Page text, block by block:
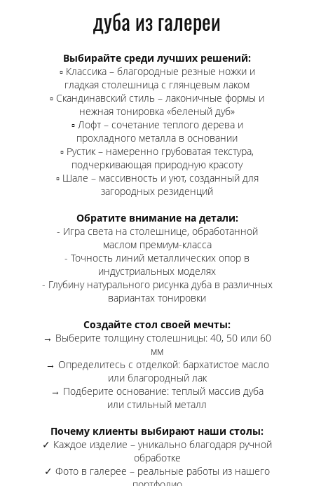
дуба из галереи
Выбирайте среди лучших решений:
▫️ Классика – благородные резные ножки и
гладкая столешница с глянцевым лаком
▫️ Скандинавский стиль – лаконичные формы и
нежная тонировка «беленый дуб»
▫️ Лофт – сочетание теплого дерева и
прохладного металла в основании
▫️ Рустик – намеренно грубоватая текстура,
подчеркивающая природную красоту
▫️ Шале – массивность и уют, созданный для
загородных резиденций
Обратите внимание на детали:
- Игра света на столешнице, обработанной
маслом премиум-класса
- Точность линий металлических опор в
индустриальных моделях
- Глубину натурального рисунка дуба в различных
вариантах тонировки
Создайте стол своей мечты:
→ Выберите толщину столешницы: 40, 50 или 60
мм
→ Определитесь с отделкой: бархатистое масло
или благородный лак
→ Подберите основание: теплый массив дуба
или стильный металл
Почему клиенты выбирают наши столы:
✓ Каждое изделие – уникально благодаря ручной
обработке
✓ Фото в галерее – реальные работы из нашего